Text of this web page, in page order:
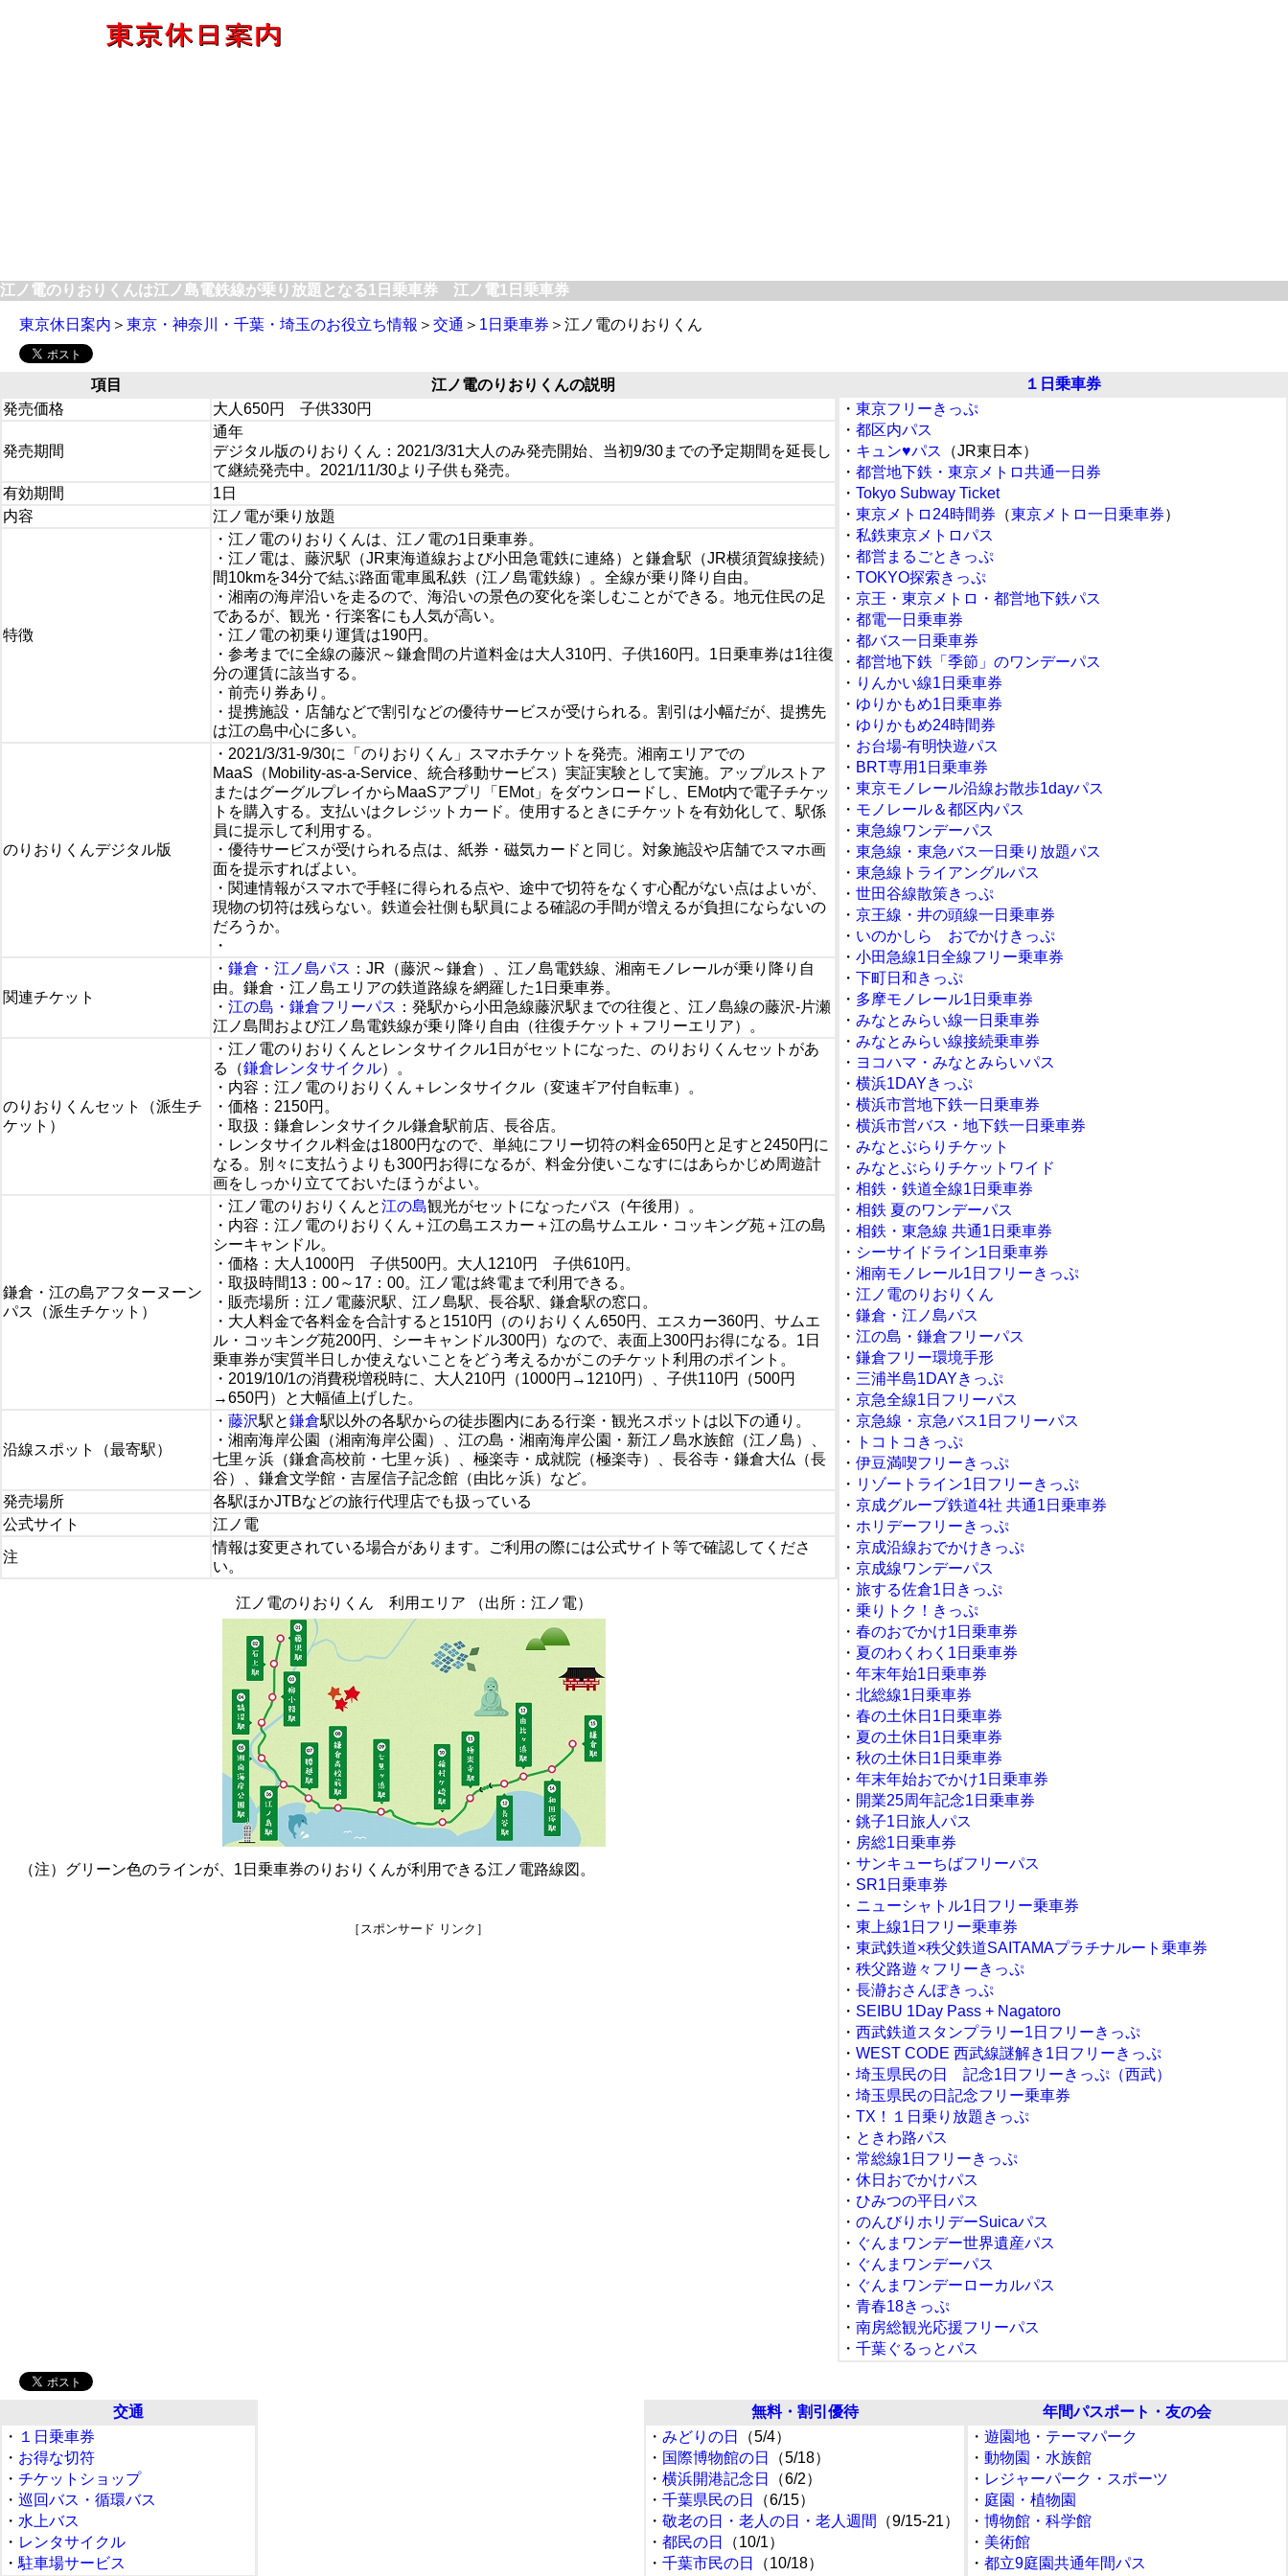
江ノ電のりおりくんは江ノ島電鉄線が乗り放題となる1日乗車券 江ノ電1日乗車券
東京休日案内 ＞ 東京・神奈川・千葉・埼玉のお役立ち情報 ＞ 交通 ＞ 1日乗車券 ＞江ノ電のりおりくん
項目
江ノ電のりおりくんの説明
発売価格
大人650円 子供330円
発売期間
通年
デジタル版のりおりくん：2021/3/31大人のみ発売開始、当初9/30までの予定期間を延長し
て継続発売中。2021/11/30より子供も発売。
有効期間
1日
内容
江ノ電が乗り放題
特徴
・江ノ電のりおりくんは、江ノ電の1日乗車券。
・江ノ電は、藤沢駅（JR東海道線および小田急電鉄に連絡）と鎌倉駅（JR横須賀線接続）
間10kmを34分で結ぶ路面電車風私鉄（江ノ島電鉄線）。全線が乗り降り自由。
・湘南の海岸沿いを走るので、海沿いの景色の変化を楽しむことができる。地元住民の足
であるが、観光・行楽客にも人気が高い。
・江ノ電の初乗り運賃は190円。
・参考までに全線の藤沢～鎌倉間の片道料金は大人310円、子供160円。1日乗車券は1往復
分の運賃に該当する。
・前売り券あり。
・提携施設・店舗などで割引などの優待サービスが受けられる。割引は小幅だが、提携先
は江の島中心に多い。
のりおりくんデジタル版
・2021/3/31-9/30に「のりおりくん」スマホチケットを発売。湘南エリアでの
MaaS（Mobility-as-a-Service、統合移動サービス）実証実験として実施。アップルストア
またはグーグルプレイからMaaSアプリ「EMot」をダウンロードし、EMot内で電子チケッ
トを購入する。支払いはクレジットカード。使用するときにチケットを有効化して、駅係
員に提示して利用する。
・優待サービスが受けられる点は、紙券・磁気カードと同じ。対象施設や店舗でスマホ画
面を提示すればよい。
・関連情報がスマホで手軽に得られる点や、途中で切符をなくす心配がない点はよいが、
現物の切符は残らない。鉄道会社側も駅員による確認の手間が増えるが負担にならないの
だろうか。
・
関連チケット
・ 鎌倉・江ノ島パス ：JR（藤沢～鎌倉）、江ノ島電鉄線、湘南モノレールが乗り降り自
由。鎌倉・江ノ島エリアの鉄道路線を網羅した1日乗車券。
・ 江の島・鎌倉フリーパス ：発駅から小田急線藤沢駅までの往復と、江ノ島線の藤沢-片瀬
江ノ島間および江ノ島電鉄線が乗り降り自由（往復チケット＋フリーエリア）。
のりおりくんセット（派生チ
ケット）
・江ノ電のりおりくんとレンタサイクル1日がセットになった、のりおりくんセットがあ
る（鎌倉レンタサイクル）。
・内容：江ノ電のりおりくん＋レンタサイクル（変速ギア付自転車）。
・価格：2150円。
・取扱：鎌倉レンタサイクル鎌倉駅前店、長谷店。
・レンタサイクル料金は1800円なので、単純にフリー切符の料金650円と足すと2450円に
なる。別々に支払うよりも300円お得になるが、料金分使いこなすにはあらかじめ周遊計
画をしっかり立てておいたほうがよい。
鎌倉・江の島アフターヌーン
パス（派生チケット）
・江ノ電のりおりくんと江の島観光がセットになったパス（午後用）。
・内容：江ノ電のりおりくん＋江の島エスカー＋江の島サムエル・コッキング苑＋江の島
シーキャンドル。
・価格：大人1000円 子供500円。大人1210円 子供610円。
・取扱時間13：00～17：00。江ノ電は終電まで利用できる。
・販売場所：江ノ電藤沢駅、江ノ島駅、長谷駅、鎌倉駅の窓口。
・大人料金で各料金を合計すると1510円（のりおりくん650円、エスカー360円、サムエ
ル・コッキング苑200円、シーキャンドル300円）なので、表面上300円お得になる。1日
乗車券が実質半日しか使えないことをどう考えるかがこのチケット利用のポイント。
・2019/10/1の消費税増税時に、大人210円（1000円→1210円）、子供110円（500円
→650円）と大幅値上げした。
沿線スポット（最寄駅）
・ 藤沢駅と鎌倉駅以外の各駅からの徒歩圏内にある行楽・観光スポットは以下の通り。
・湘南海岸公園（湘南海岸公園）、江の島・湘南海岸公園・新江ノ島水族館（江ノ島）、
七里ヶ浜（鎌倉高校前・七里ヶ浜）、極楽寺・成就院（極楽寺）、長谷寺・鎌倉大仏（長
谷）、鎌倉文学館・吉屋信子記念館（由比ヶ浜）など。
発売場所
各駅ほかJTBなどの旅行代理店でも扱っている
公式サイト
江ノ電
注
情報は変更されている場合があります。ご利用の際には公式サイト等で確認してくださ
い。
江ノ電のりおりくん 利用エリア （出所：江ノ電）
（注）グリーン色のラインが、1日乗車券のりおりくんが利用できる江ノ電路線図。
［スポンサード リンク］
１日乗車券
・ 東京フリーきっぷ
・ 都区内パス
・ キュン♥パス （JR東日本）
・ 都営地下鉄・東京メトロ共通一日券
・ Tokyo Subway Ticket
・ 東京メトロ24時間券 （東京メトロ一日乗車券）
・ 私鉄東京メトロパス
・ 都営まるごときっぷ
・ TOKYO探索きっぷ
・ 京王・東京メトロ・都営地下鉄パス
・ 都電一日乗車券
・ 都バス一日乗車券
・ 都営地下鉄「季節」のワンデーパス
・ りんかい線1日乗車券
・ ゆりかもめ1日乗車券
・ ゆりかもめ24時間券
・ お台場‐有明快遊パス
・ BRT専用1日乗車券
・ 東京モノレール沿線お散歩1dayパス
・ モノレール＆都区内パス
・ 東急線ワンデーパス
・ 東急線・東急バス一日乗り放題パス
・ 東急線トライアングルパス
・ 世田谷線散策きっぷ
・ 京王線・井の頭線一日乗車券
・ いのかしら おでかけきっぷ
・ 小田急線1日全線フリー乗車券
・ 下町日和きっぷ
・ 多摩モノレール1日乗車券
・ みなとみらい線一日乗車券
・ みなとみらい線接続乗車券
・ ヨコハマ・みなとみらいパス
・ 横浜1DAYきっぷ
・ 横浜市営地下鉄一日乗車券
・ 横浜市営バス・地下鉄一日乗車券
・ みなとぶらりチケット
・ みなとぶらりチケットワイド
・ 相鉄・鉄道全線1日乗車券
・ 相鉄 夏のワンデーパス
・ 相鉄・東急線 共通1日乗車券
・ シーサイドライン1日乗車券
・ 湘南モノレール1日フリーきっぷ
・ 江ノ電のりおりくん
・ 鎌倉・江ノ島パス
・ 江の島・鎌倉フリーパス
・ 鎌倉フリー環境手形
・ 三浦半島1DAYきっぷ
・ 京急全線1日フリーパス
・ 京急線・京急バス1日フリーパス
・
トコトコきっぷ
・ 伊豆満喫フリーきっぷ
・ リゾートライン1日フリーきっぷ
・ 京成グループ鉄道4社 共通1日乗車券
・ ホリデーフリーきっぷ
・ 京成沿線おでかけきっぷ
・ 京成線ワンデーパス
・ 旅する佐倉1日きっぷ
・ 乗りトク！きっぷ
・ 春のおでかけ1日乗車券
・ 夏のわくわく1日乗車券
・ 年末年始1日乗車券
・ 北総線1日乗車券
・ 春の土休日1日乗車券
・ 夏の土休日1日乗車券
・ 秋の土休日1日乗車券
・ 年末年始おでかけ1日乗車券
・ 開業25周年記念1日乗車券
・ 銚子1日旅人パス
・ 房総1日乗車券
・ サンキューちばフリーパス
・ SR1日乗車券
・ ニューシャトル1日フリー乗車券
・ 東上線1日フリー乗車券
・ 東武鉄道×秩父鉄道SAITAMAプラチナルート乗車券
・ 秩父路遊々フリーきっぷ
・ 長瀞おさんぽきっぷ
・ SEIBU 1Day Pass + Nagatoro
・ 西武鉄道スタンプラリー1日フリーきっぷ
・ WEST CODE 西武線謎解き1日フリーきっぷ
・ 埼玉県民の日 記念1日フリーきっぷ（西武）
・ 埼玉県民の日記念フリー乗車券
・ TX！１日乗り放題きっぷ
・ ときわ路パス
・ 常総線1日フリーきっぷ
・ 休日おでかけパス
・ ひみつの平日パス
・ のんびりホリデーSuicaパス
・ ぐんまワンデー世界遺産パス
・ ぐんまワンデーパス
・ ぐんまワンデーローカルパス
・ 青春18きっぷ
・ 南房総観光応援フリーパス
・ 千葉ぐるっとパス
交通
・ １日乗車券
・ お得な切符
・ チケットショップ
・ 巡回バス・循環バス
・ 水上バス
・ レンタサイクル
・ 駐車場サービス
無料・割引優待
・ みどりの日
（5/4）
・ 国際博物館の日
（5/18）
・ 横浜開港記念日
（6/2）
・ 千葉県民の日
（6/15）
・ 敬老の日・老人の日・老人週間
（9/15-21）
・ 都民の日
（10/1）
・ 千葉市民の日 （10/18）
年間パスポート・友の会
・ 遊園地・テーマパーク
・ 動物園・水族館
・ レジャーパーク・スポーツ
・ 庭園・植物園
・ 博物館・科学館
・ 美術館
・ 都立9庭園共通年間パス